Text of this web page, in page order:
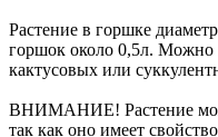
Растение в горшке
горшок около 0,5л. Можно
кактусовых или
ВНИМАНИЕ! Растение
так как оно имеет